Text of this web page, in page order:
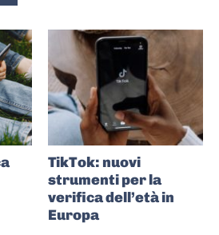
TikTok: nuovi
strumenti per la
verifica dell’età in
Europa